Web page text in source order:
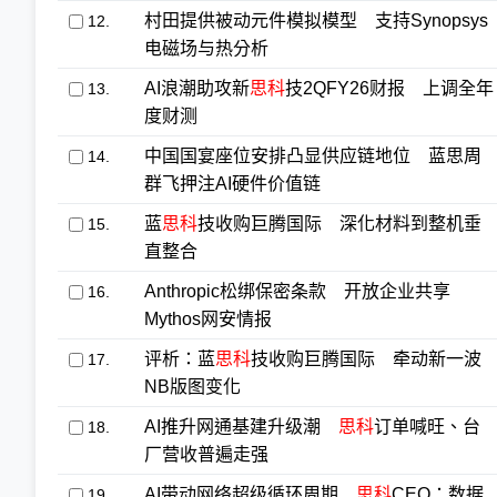
12.
村田提供被动元件模拟模型 支持Synopsys
电磁场与热分析
13. AI浪潮助攻新思科技2QFY26财报 上调全年
度财测
14.
中国国宴座位安排凸显供应链地位 蓝思周
群飞押注AI硬件价值链
15. 蓝思科技收购巨腾国际 深化材料到整机垂
直整合
16.
Anthropic松绑保密条款 开放企业共享
Mythos网安情报
17. 评析：蓝思科技收购巨腾国际 牵动新一波
NB版图变化
18. AI推升网通基建升级潮 思科订单喊旺、台
厂营收普遍走强